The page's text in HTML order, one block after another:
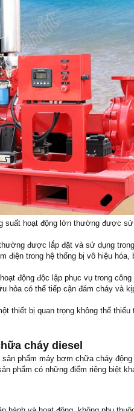
suất hoạt động lớn thường được
được lắp đặt và sử dụng
điện trong hệ thống bị vô hiệu
động độc lập phục vụ trong
hỏa có thể tiếp cận đám cháy và
thiết bị quan trọng không thể
cháy diesel
phẩm máy bơm chữa cháy
phẩm có những điểm riêng biệt